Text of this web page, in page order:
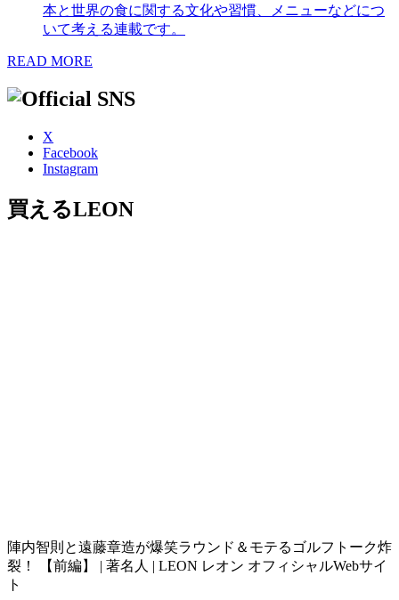
本と世界の食に関する文化や習慣、メニューなどにつ
いて考える連載です。
READ MORE
X
Facebook
Instagram
買えるLEON
陣内智則と遠藤章造が爆笑ラウンド＆モテるゴルフトーク炸
裂！ 【前編】 | 著名人 | LEON レオン オフィシャルWebサイ
ト